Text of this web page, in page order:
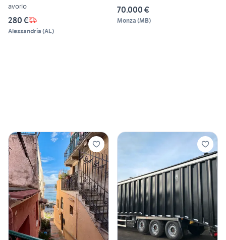
avorio
280 €
Alessandria (AL)
70.000 €
Monza (MB)